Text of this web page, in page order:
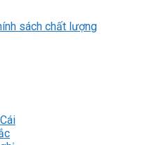
sách chất lượng